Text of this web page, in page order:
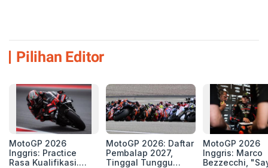
Pilihan Editor
MotoGP 2026
Inggris: Practice
Rasa Kualifikasi.
MotoGP 2026: Daftar
Pembalap 2027,
Tinggal Tunggu
MotoGP 2026
Inggris: Marco
Bezzecchi,